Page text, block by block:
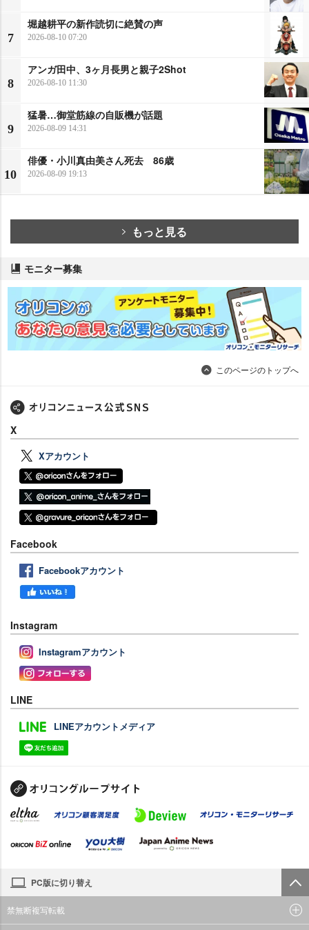
7
堀越耕平の新作読切に絶賛の声
2026-08-10 07:20
8
アンガ田中、3ヶ月長男と親子2Shot
2026-08-10 11:30
9
猛暑…御堂筋線の自販機が話題
2026-08-09 14:31
10
俳優・小川真由美さん死去 86歳
2026-08-09 19:13
もっと見る
モニター募集
このページのトップへ
X
Xアカウント
Facebook
Facebookアカウント
Instagram
Instagramアカウント
LINE
LINEアカウントメディア
PC版に切り替え
禁無断複写転載